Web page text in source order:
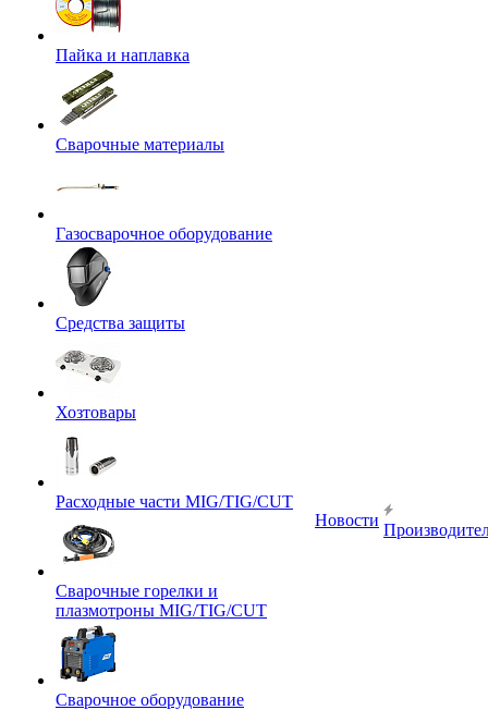
Пайка и наплавка
Сварочные материалы
Газосварочное оборудование
Средства защиты
Хозтовары
Расходные части MIG/TIG/CUT
Сварочные горелки и
плазмотроны MIG/TIG/CUT
Сварочное оборудование
Новости